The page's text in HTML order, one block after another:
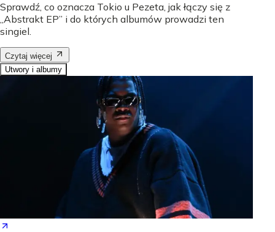
Sprawdź, co oznacza Tokio u Pezeta, jak łączy się z
„Abstrakt EP” i do których albumów prowadzi ten
singiel.
Czytaj więcej
Utwory i albumy